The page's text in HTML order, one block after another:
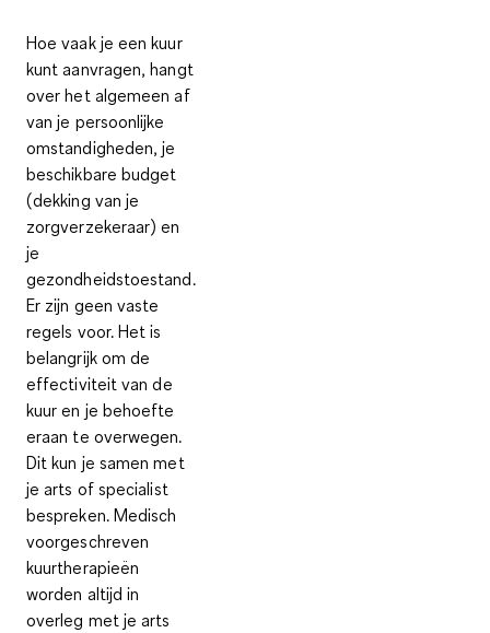
Hoe vaak je een kuur
kunt aanvragen, hangt
over het algemeen af
van je persoonlijke
omstandigheden, je
beschikbare budget
(dekking van je
zorgverzekeraar) en
je
gezondheidstoestand.
Er zijn geen vaste
regels voor. Het is
belangrijk om de
effectiviteit van de
kuur en je behoefte
eraan te overwegen.
Dit kun je samen met
je arts of specialist
bespreken. Medisch
voorgeschreven
kuurtherapieën
worden altijd in
overleg met je arts